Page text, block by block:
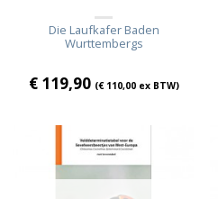
Die Laufkafer Baden
Wurttembergs
€119,90 (€110,00ex BTW)